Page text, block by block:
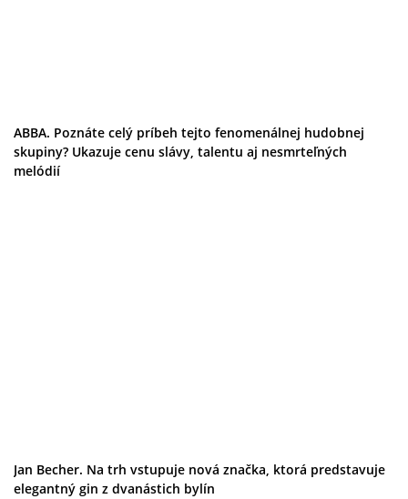
ABBA. Poznáte celý príbeh tejto fenomenálnej hudobnej
skupiny? Ukazuje cenu slávy, talentu aj nesmrteľných
melódií
Jan Becher. Na trh vstupuje nová značka, ktorá predstavuje
elegantný gin z dvanástich bylín